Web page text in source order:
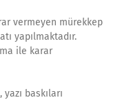
vermeyen mürekkep
yapılmaktadır.
ile karar
baskıları